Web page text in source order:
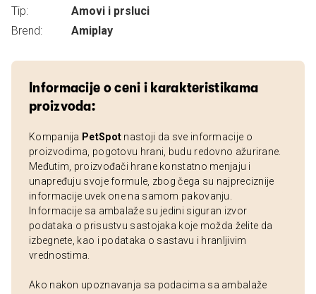
Tip:
Amovi i prsluci
Brend:
Amiplay
Informacije o ceni i karakteristikama
proizvoda:
Kompanija PetSpot nastoji da sve informacije o
proizvodima, pogotovu hrani, budu redovno ažurirane.
Međutim, proizvođači hrane konstatno menjaju i
unapređuju svoje formule, zbog čega su najpreciznije
informacije uvek one na samom pakovanju.
Informacije sa ambalaže su jedini siguran izvor
podataka o prisustvu sastojaka koje možda želite da
izbegnete, kao i podataka o sastavu i hranljivim
vrednostima.
Ako nakon upoznavanja sa podacima sa ambalaže